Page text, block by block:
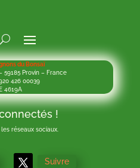
du Bonsaï
59185 Provin – France
426 00039
4619A
!
réseaux sociaux.
Suivre